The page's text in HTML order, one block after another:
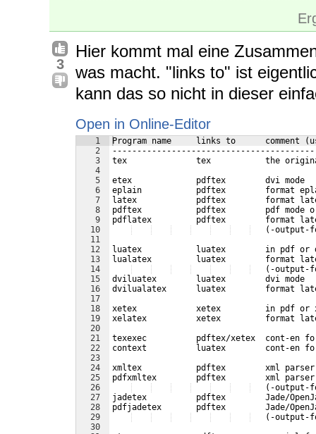
3
Hier kommt mal eine
was macht. "links to" ist
kann das so nicht in dieser
Open in Online-Editor
1
2
3
4
5
6
7
8
9
10
11
12
13
14
15
16
17
18
19
20
21
22
23
24
25
26
27
28
29
30
Program name     links to      comment
tex              tex           the original
etex             pdftex        dvi mode
eplain           pdftex        format
latex            pdftex        format
pdftex           pdftex        pdf mode or
pdflatex         pdftex        format
(-output-
luatex           luatex        in pdf or
lualatex         luatex        format
(-output-
dviluatex        luatex        dvi mode
dvilualatex      luatex        format
xetex            xetex         in pdf or
xelatex          xetex         format
texexec          pdftex/xetex  cont-en
context          luatex        cont-en
xmltex           pdftex        xml parser
pdfxmltex        pdftex        xml parser
(-output-
jadetex          pdftex        Jade/
pdfjadetex       pdftex        Jade/
(-output-